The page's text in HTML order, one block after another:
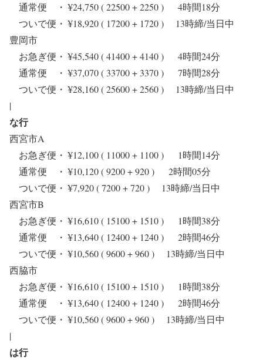
通常便 ・ ¥24,750 ( 22500 + 2250 ) 4時間18分
ついで便・ ¥18,920 ( 17200 + 1720 ) 13時締/当日中
豊岡市
お急ぎ便・ ¥45,540 ( 41400 + 4140 ) 4時間24分
通常便 ・ ¥37,070 ( 33700 + 3370 ) 7時間28分
ついで便・ ¥28,160 ( 25600 + 2560 ) 13時締/当日中
|
な行
西宮市A
お急ぎ便・ ¥12,100 ( 11000 + 1100 ) 1時間14分
通常便 ・ ¥10,120 ( 9200 + 920 ) 2時間05分
ついで便・ ¥7,920 ( 7200 + 720 ) 13時締/当日中
西宮市B
お急ぎ便・ ¥16,610 ( 15100 + 1510 ) 1時間38分
通常便 ・ ¥13,640 ( 12400 + 1240 ) 2時間46分
ついで便・ ¥10,560 ( 9600 + 960 ) 13時締/当日中
西脇市
お急ぎ便・ ¥16,610 ( 15100 + 1510 ) 1時間38分
通常便 ・ ¥13,640 ( 12400 + 1240 ) 2時間46分
ついで便・ ¥10,560 ( 9600 + 960 ) 13時締/当日中
|
は行